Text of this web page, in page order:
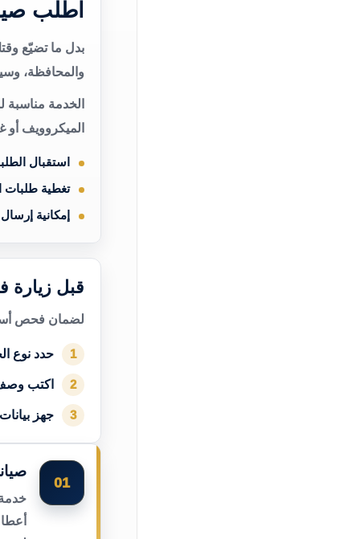
اطلب
بدل ما تضيّع
والمحافظة،
الخدمة مناسبة
الميكروويف
استقبال
تغطية
إمكانية
قبل زيارة
لضمان فحص
1 حدد نوع
2 اكتب
3 جهز
01